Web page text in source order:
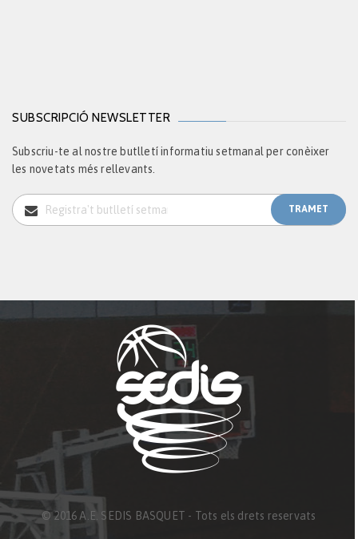
SUBSCRIPCIÓ NEWSLETTER
Subscriu-te al nostre butlletí informatiu setmanal per conèixer
les novetats més rellevants.
© 2016 A.E. SEDIS BASQUET - Tots els drets reservats